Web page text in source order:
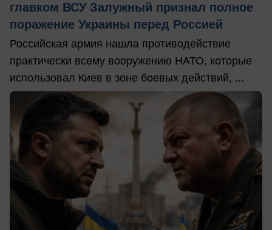
главком ВСУ Залужный признал полное
поражение Украины перед Россией
Российская армия нашла противодействие
практически всему вооружению НАТО, которые
использовал Киев в зоне боевых действий, ...